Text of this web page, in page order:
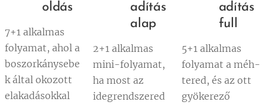
oldás
7+1 alkalmas
folyamat, ahol a
boszorkánysebe
k által okozott
elakadásokkal
adítás
alap
2+1 alkalmas
mini-folyamat,
ha most az
idegrendszered
adítás
full
5+1 alkalmas
folyamat a méh-
tered, és az ott
gyökerező